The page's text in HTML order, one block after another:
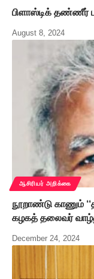
பிளாஸ்டிக் தண்ணீர்
August 8, 2024
ஆசிரியர் அறிக்கை
நூறாண்டு காணும்
கழகத் தலைவர்
December 24, 2024